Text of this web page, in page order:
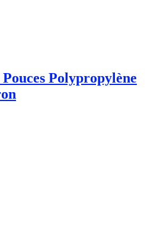
Polypropylène